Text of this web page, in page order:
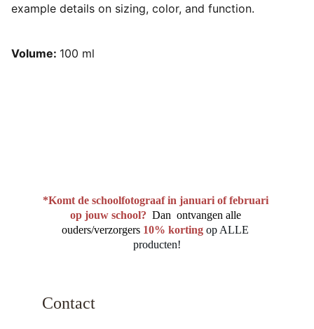
example details on sizing, color, and function.
Volume: 100 ml
Contact
*Komt de schoolfotograaf in januari of februari
op jouw school? Dan  ontvangen alle
ouders/verzorgers 10% korting op ALLE
producten!